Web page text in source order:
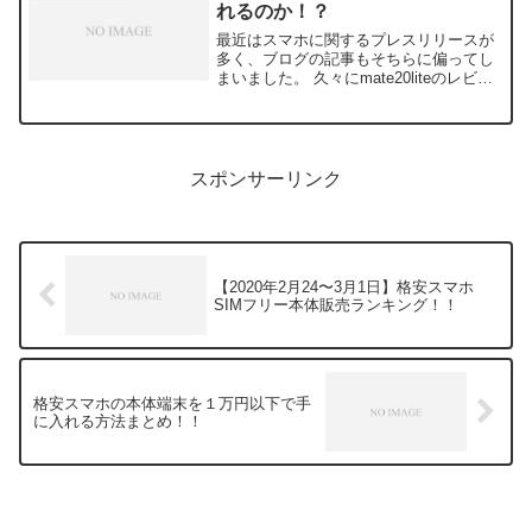
れるのか！？
最近はスマホに関するプレスリリースが
多く、ブログの記事もそちらに偏ってし
まいました。 久々にmate20liteのレビュ
スポンサーリンク
【2020年2月24〜3月1日】格安スマホ
SIMフリー本体販売ランキング！！
格安スマホの本体端末を１万円以下で手
に入れる方法まとめ！！